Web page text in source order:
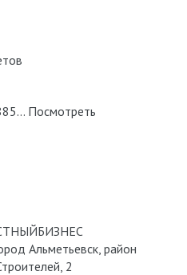
Посмотреть
Альметьевск, район
2